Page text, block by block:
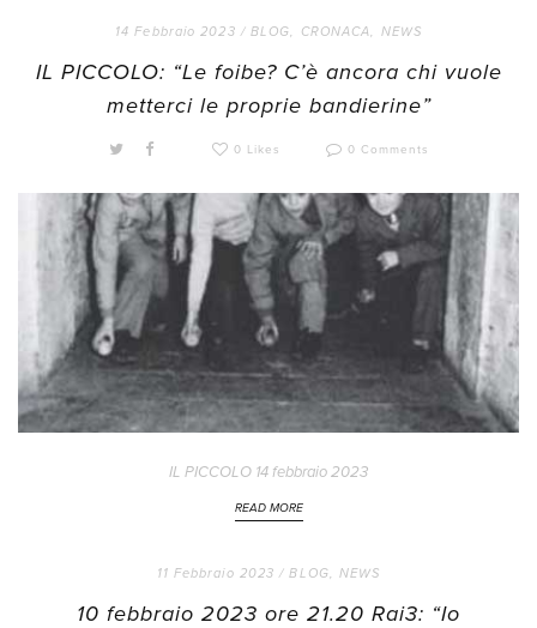
14 Febbraio 2023 / BLOG, CRONACA, NEWS
IL PICCOLO: “Le foibe? C’è ancora chi vuole
metterci le proprie bandierine”
0 Likes 0 Comments
IL PICCOLO 14 febbraio 2023
READ MORE
11 Febbraio 2023 /BLOG,NEWS
10 febbraio 2023 ore 21.20 Rai3: “Io